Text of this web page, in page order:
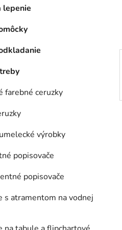
lepenie
farebné ceruzky
výrobky
popisovače
popisovače
s atramentom na vodnej